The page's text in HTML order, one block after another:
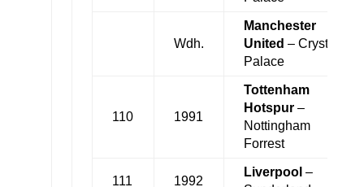
Wdh.
Manchester
United – Crystal
Palace
110 1991
Tottenham
Hotspur–
Nottingham
Forrest
111 1992
Liverpool –